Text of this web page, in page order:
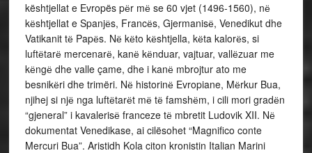
kështjellat e Evropës pёr mё se 60 vjet (1496-1560), nё
kёshtjellat e Spanjёs, Francёs, Gjermanisё, Venedikut dhe
Vatikanit tё Papёs. Nё kёto kёshtjella, kёta kalorёs, si
luftёtarё mercenarё, kanё kёnduar, vajtuar, vallёzuar me
kёngё dhe valle çame, dhe i kanё mbrojtur ato me
besnikёri dhe trimëri. Nё historinё Evropiane, Mёrkur Bua,
njihej si njё nga luftёtarёt mё tё famshёm, i cili mori gradёn
“gjeneral” i kavalerisё franceze tё mbretit Ludovik XII. Nё
dokumentat Venedikase, ai cilësohet “Magnifico conte
Mercuri Bua”. Aristidh Kola citon kronistin Italian Marini